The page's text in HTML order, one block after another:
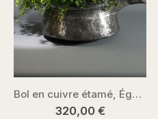
Bol en cuivre étamé, Égypte mamelouke XIII–XVIII siècle
320,00 €